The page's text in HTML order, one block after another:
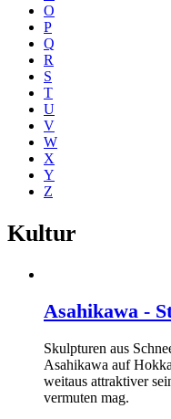
O
P
Q
R
S
T
U
V
W
X
Y
Z
Kultur
Asahikawa -
Skulpturen aus
Asahikawa auf
weitaus attraktiver
vermuten mag.